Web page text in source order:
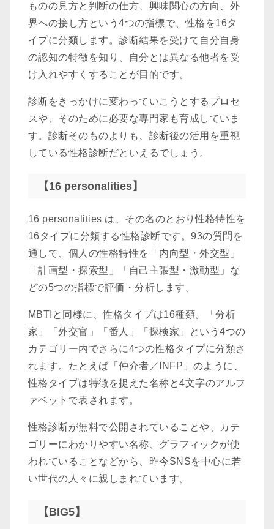
ものの見方と判断の仕方、興味関心の方向、外
界への接し方という4つの指標で、性格を16タ
イプに分類します。診断結果を受けて自分自身
の認知の特徴を知り、自分とは異なる他者を受
け入れやすくすることが目的です。
診断をきっかけに変わっていこうとするプロセ
スや、そのために必要な専門家も育成していま
す。診断そのものよりも、診断後の活用を重視
している性格診断だといえるでしょう。
【16 personalities】
16 personalities は、その名のとおり性格特性を
16タイプに分類する性格診断です。93の質問を
通して、個人の性格特性を「内向型・外交型」
「計画型・探索型」「自己主張型・激動型」な
どの5つの指標で評価・分析します。
MBTIと同様に、性格タイプは16種類。「分析
家」「外交官」「番人」「探検家」という4つの
カテゴリー内でさらに4つの性格タイプに分類さ
れます。たとえば「仲介者／INFP」のように、
性格タイプは特徴を捉えた名称と4文字のアルフ
ァベットで表されます。
性格診断が無料で公開されていることや、カテ
ゴリーにわかりやすい名称、グラフィックが使
われていることなどから、昨今SNSを中心に若
い世代の人々に親しまれています。
【BIG5】